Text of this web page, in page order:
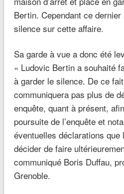
Bertin. Cependant ce
silence sur cette affaire.
Sa garde à vue a donc été
« Ludovic Bertin a souhaité
à garder le silence. De ce
communiquera pas plus de
enquête, quant à présent,
poursuite de l’enquête et
éventuelles déclarations que
décider de faire
communiqué Boris Duffau,
Grenoble.